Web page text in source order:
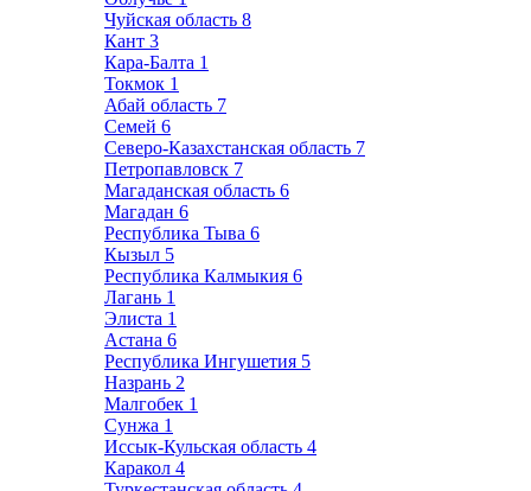
Чуйская область 8
Кант 3
Кара-Балта 1
Токмок 1
Абай область 7
Семей 6
Северо-Казахстанская область 7
Петропавловск 7
Магаданская область 6
Магадан 6
Республика Тыва 6
Кызыл 5
Республика Калмыкия 6
Лагань 1
Элиста 1
Астана 6
Республика Ингушетия 5
Назрань 2
Малгобек 1
Сунжа 1
Иссык-Кульская область 4
Каракол 4